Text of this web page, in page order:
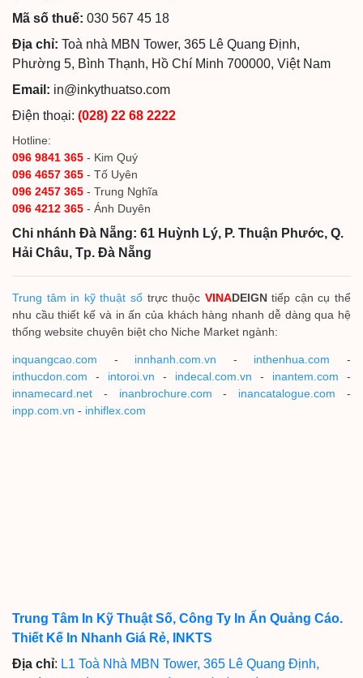
Mã số thuế: 030 567 45 18
Địa chỉ: Toà nhà MBN Tower, 365 Lê Quang Định,
Phường 5, Bình Thạnh, Hồ Chí Minh 700000, Việt Nam
Email: in@inkythuatso.com
Điện thoại: (028) 22 68 2222
Hotline:
096 9841 365 - Kim Quý
096 4657 365 - Tố Uyên
096 2457 365 - Trung Nghĩa
096 4212 365 - Ánh Duyên
Chi nhánh Đà Nẵng: 61 Huỳnh Lý, P. Thuận Phước, Q.
Hải Châu, Tp. Đà Nẵng
Trung tâm in kỹ thuật sốtrực thuộc VINADEIGNtiếp cận cụ thể
nhu cầu thiết kế và in ấn của khách hàng nhanh dễ dàng qua hệ
thống website chuyên biệt cho Niche Market ngành:
inquangcao.com - innhanh.com.vn - inthenhua.com -
inthucdon.com - intoroi.vn - indecal.com.vn - inantem.com -
innamecard.net - inanbrochure.com - inancatalogue.com -
inpp.com.vn - inhiflex.com
Trung Tâm In Kỹ Thuật Số, Công Ty In Ấn Quảng Cáo.
Thiết Kế In Nhanh Giá Rẻ, INKTS
Địa chỉ: L1 Toà Nhà MBN Tower, 365 Lê Quang Định,